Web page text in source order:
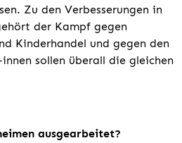
Zu den Verbesserungen in
der Kampf gegen
Kinderhandel und gegen den
sollen überall die gleichen
ausgearbeitet?